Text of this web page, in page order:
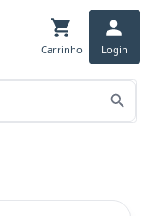
Carrinho Login